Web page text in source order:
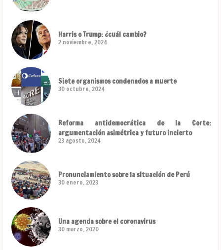
Harris o Trump: ¿cuál cambio?
2 noviembre, 2024
Siete organismos condenados a muerte
30 octubre, 2024
Reforma antidemocrática de la Corte:
argumentación asimétrica y futuro incierto
23 agosto, 2024
Pronunciamiento sobre la situación de Perú
30 enero, 2023
Una agenda sobre el coronavirus
30 marzo, 2020